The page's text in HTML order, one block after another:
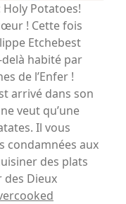
Potatoes!
! Cette fois
Etchebest
habité par
de l’Enfer !
arrivé dans son
veut qu’une
Il vous
condamnées aux
des plats
des Dieux